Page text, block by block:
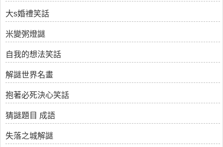
大s婚禮笑話
米變粥燈謎
自我的想法笑話
解謎世界名畫
抱著必死決心笑話
猜謎題目 成語
失落之城解謎